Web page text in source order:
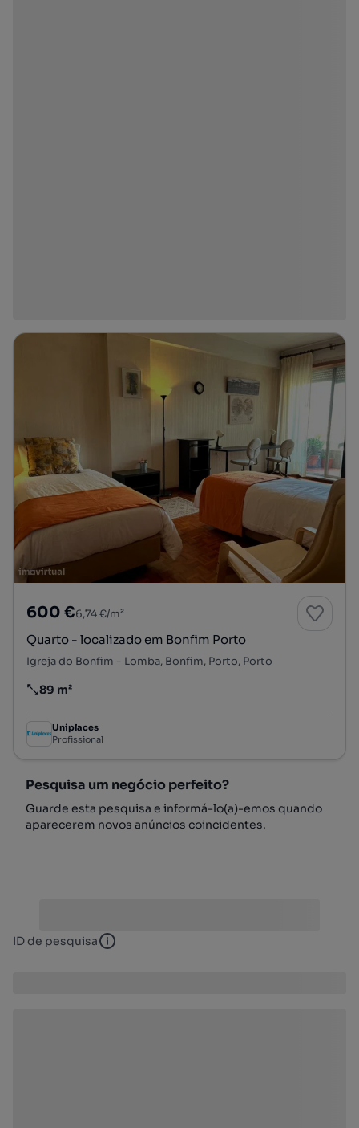
600 €6,74 €/m²
Quarto - localizado em Bonfim Porto
Igreja do Bonfim - Lomba, Bonfim, Porto, Porto
Preço por metro quadrado
89 m²
Uniplaces
Profissional
Pesquisa um negócio perfeito?
Guarde esta pesquisa e informá-lo(a)-emos quando
aparecerem novos anúncios coincidentes.
ID de pesquisa ID de pesquisa